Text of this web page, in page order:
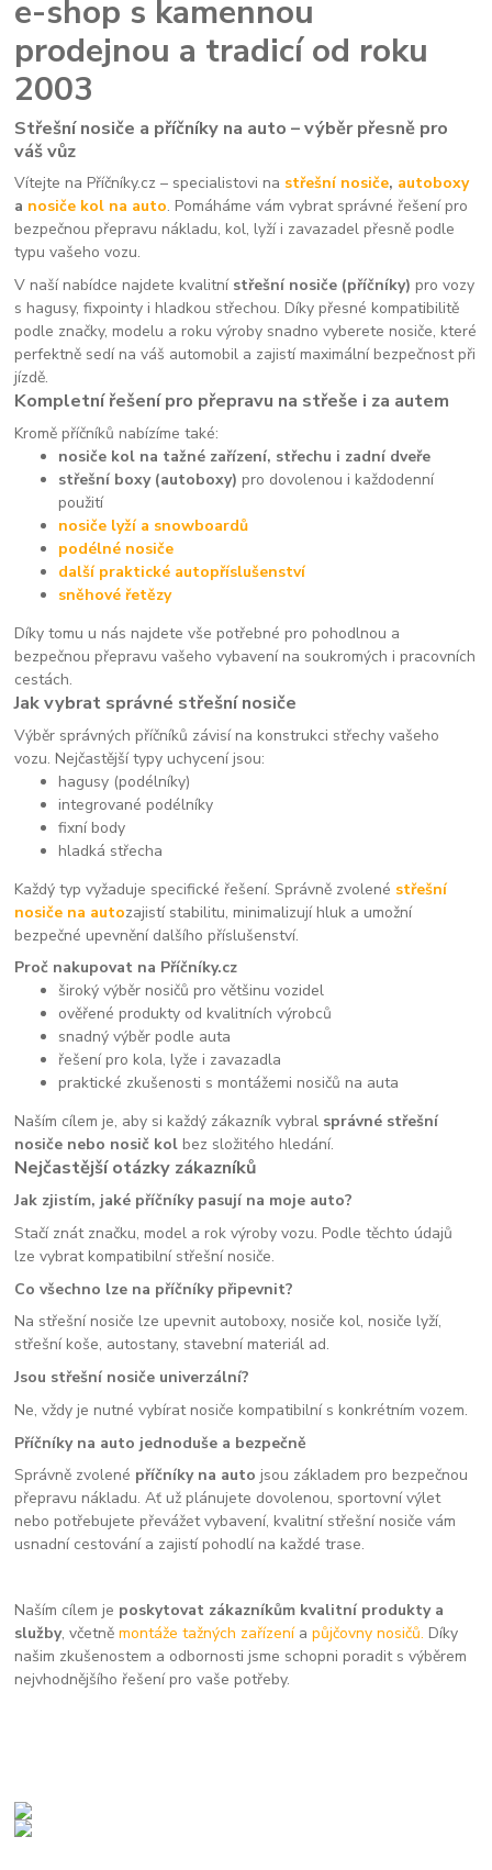
e-shop s kamennou
prodejnou a tradicí od roku
2003
Střešní nosiče a příčníky na auto – výběr přesně pro
váš vůz
Vítejte na Příčníky.cz – specialistovi na střešní nosiče, autoboxy
a nosiče kol na auto. Pomáháme vám vybrat správné řešení pro
bezpečnou přepravu nákladu, kol, lyží i zavazadel přesně podle
typu vašeho vozu.
V naší nabídce najdete kvalitní střešní nosiče (příčníky) pro vozy
s hagusy, fixpointy i hladkou střechou. Díky přesné kompatibilitě
podle značky, modelu a roku výroby snadno vyberete nosiče, které
perfektně sedí na váš automobil a zajistí maximální bezpečnost při
jízdě.
Kompletní řešení pro přepravu na střeše i za autem
Kromě příčníků nabízíme také:
nosiče kol na tažné zařízení, střechu i zadní dveře
střešní boxy (autoboxy) pro dovolenou i každodenní
použití
nosiče lyží a snowboardů
podélné nosiče
další praktické autopříslušenství
sněhové řetězy
Díky tomu u nás najdete vše potřebné pro pohodlnou a
bezpečnou přepravu vašeho vybavení na soukromých i pracovních
cestách.
Jak vybrat správné střešní nosiče
Výběr správných příčníků závisí na konstrukci střechy vašeho
vozu. Nejčastější typy uchycení jsou:
hagusy (podélníky)
integrované podélníky
fixní body
hladká střecha
Každý typ vyžaduje specifické řešení. Správně zvolené střešní
nosiče na autozajistí stabilitu, minimalizují hluk a umožní
bezpečné upevnění dalšího příslušenství.
Proč nakupovat na Příčníky.cz
široký výběr nosičů pro většinu vozidel
ověřené produkty od kvalitních výrobců
snadný výběr podle auta
řešení pro kola, lyže i zavazadla
praktické zkušenosti s montážemi nosičů na auta
Naším cílem je, aby si každý zákazník vybral správné střešní
nosiče nebo nosič kol bez složitého hledání.
Nejčastější otázky zákazníků
Jak zjistím, jaké příčníky pasují na moje auto?
Stačí znát značku, model a rok výroby vozu. Podle těchto údajů
lze vybrat kompatibilní střešní nosiče.
Co všechno lze na příčníky připevnit?
Na střešní nosiče lze upevnit autoboxy, nosiče kol, nosiče lyží,
střešní koše, autostany, stavební materiál ad.
Jsou střešní nosiče univerzální?
Ne, vždy je nutné vybírat nosiče kompatibilní s konkrétním vozem.
Příčníky na auto jednoduše a bezpečně
Správně zvolené příčníky na auto jsou základem pro bezpečnou
přepravu nákladu. Ať už plánujete dovolenou, sportovní výlet
nebo potřebujete převážet vybavení, kvalitní střešní nosiče vám
usnadní cestování a zajistí pohodlí na každé trase.
Naším cílem je poskytovat zákazníkům kvalitní produkty a
služby, včetněmontáže tažných zařízení apůjčovny nosičů. Díky
našim zkušenostem a odbornosti jsme schopni poradit s výběrem
nejvhodnějšího řešení pro vaše potřeby.